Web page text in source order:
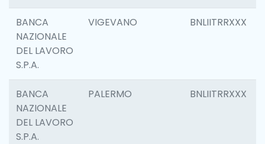
BANCA
NAZIONALE
DEL LAVORO
S.P.A.
VIGEVANO BNLIITRRXXX
BANCA
NAZIONALE
DEL LAVORO
S.P.A.
PALERMO BNLIITRRXXX